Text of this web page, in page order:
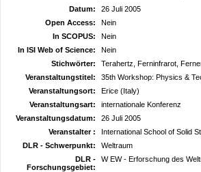
Datum:
26 Juli 2005
Open Access:
Nein
In SCOPUS:
Nein
In ISI Web of Science:
Nein
Stichwörter:
Terahertz, Ferninfrarot,
Veranstaltungstitel:
35th Workshop: Physics &
Veranstaltungsort:
Erice (Italy)
Veranstaltungsart:
internationale Konferenz
Veranstaltungsdatum:
26 Juli 2005
Veranstalter :
International School of Solid
DLR - Schwerpunkt:
Weltraum
DLR -
Forschungsgebiet:
W EW - Erforschung des